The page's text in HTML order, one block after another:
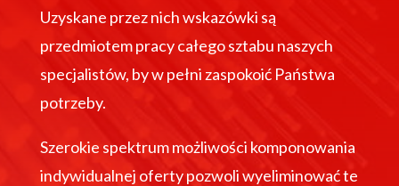
Uzyskane przez nich wskazówki są
przedmiotem pracy całego sztabu naszych
specjalistów, by w pełni zaspokoić Państwa
potrzeby.
Szerokie spektrum możliwości komponowania
indywidualnej oferty pozwoli wyeliminować te